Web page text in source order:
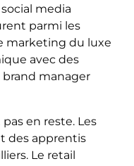
media
parmi les
marketing du luxe
avec des
manager
en reste. Les
des apprentis
Le retail